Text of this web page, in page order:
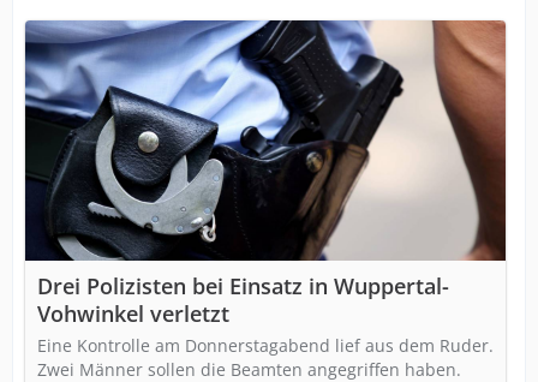
Drei Polizisten bei Einsatz in Wuppertal-
Vohwinkel verletzt
Eine Kontrolle am Donnerstagabend lief aus dem Ruder.
Zwei Männer sollen die Beamten angegriffen haben.